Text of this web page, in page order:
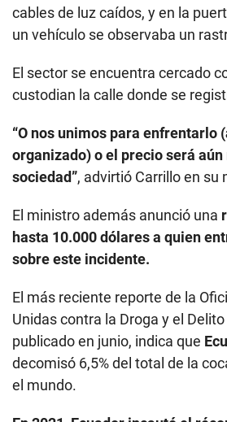
cables de luz caídos, y en la
un vehículo se observaba un
El sector se encuentra cercado
custodian la calle donde se
“O nos unimos para enfrentarlo
organizado) o el precio será
sociedad”, advirtió Carrillo en su
El ministro además anunció una
hasta 10.000 dólares a quien
sobre este incidente.
El más reciente reporte de la
Unidas contra la Droga y el Delito
publicado en junio, indica que
decomisó 6,5% del total de la
el mundo.